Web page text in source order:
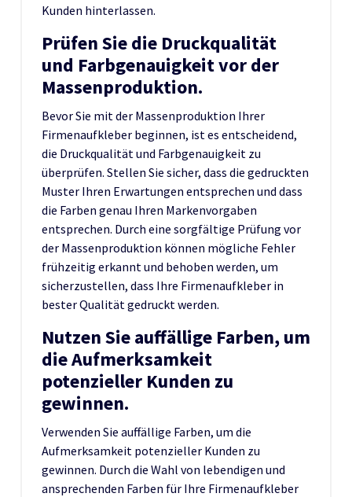
Kunden hinterlassen.
Prüfen Sie die Druckqualität
und Farbgenauigkeit vor der
Massenproduktion.
Bevor Sie mit der Massenproduktion Ihrer
Firmenaufkleber beginnen, ist es entscheidend,
die Druckqualität und Farbgenauigkeit zu
überprüfen. Stellen Sie sicher, dass die gedruckten
Muster Ihren Erwartungen entsprechen und dass
die Farben genau Ihren Markenvorgaben
entsprechen. Durch eine sorgfältige Prüfung vor
der Massenproduktion können mögliche Fehler
frühzeitig erkannt und behoben werden, um
sicherzustellen, dass Ihre Firmenaufkleber in
bester Qualität gedruckt werden.
Nutzen Sie auffällige Farben, um
die Aufmerksamkeit
potenzieller Kunden zu
gewinnen.
Verwenden Sie auffällige Farben, um die
Aufmerksamkeit potenzieller Kunden zu
gewinnen. Durch die Wahl von lebendigen und
ansprechenden Farben für Ihre Firmenaufkleber